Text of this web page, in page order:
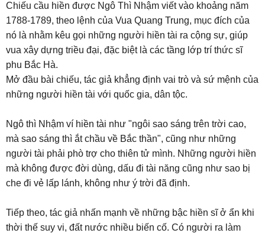
Chiếu cầu hiền được Ngô Thì Nhậm viết vào khoảng năm
1788-1789, theo lệnh của Vua Quang Trung, mục đích của
nó là nhằm kêu gọi những người hiền tài ra cộng sự, giúp
vua xây dựng triều đại, đặc biệt là các tầng lớp trí thức sĩ
phu Bắc Hà.
Mở đầu bài chiếu, tác giả khẳng định vai trò và sứ mệnh của
những người hiền tài với quốc gia, dân tộc.
Ngô thì Nhậm ví hiền tài như "ngôi sao sáng trên trời cao,
mà sao sáng thì ắt chầu về Bắc thần", cũng như những
người tài phải phò trợ cho thiên tử mình. Những người hiền
mà không được đời dùng, dấu đi tài năng cũng như sao bị
che đi vẻ lấp lánh, không như ý trời đã định.
Tiếp theo, tác giả nhấn mạnh về những bậc hiền sĩ ở ẩn khi
thời thế suy vi, đất nước nhiều biến cố. Có người ra làm